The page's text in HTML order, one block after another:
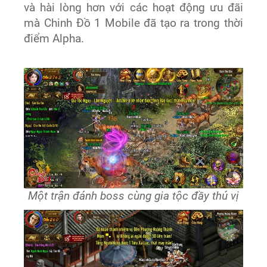
và hài lòng hơn với các hoạt động ưu đãi
mà Chinh Đồ 1 Mobile đã tạo ra trong thời
điểm Alpha.
Một trận đánh boss cùng gia tộc đầy thú vị